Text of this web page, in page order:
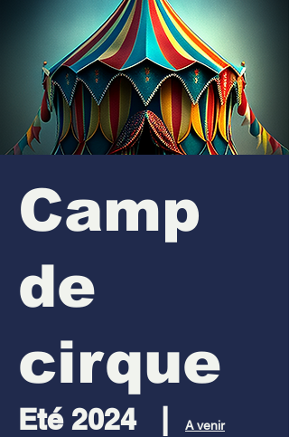
Camp
de
cirque
Eté 2024 A venir